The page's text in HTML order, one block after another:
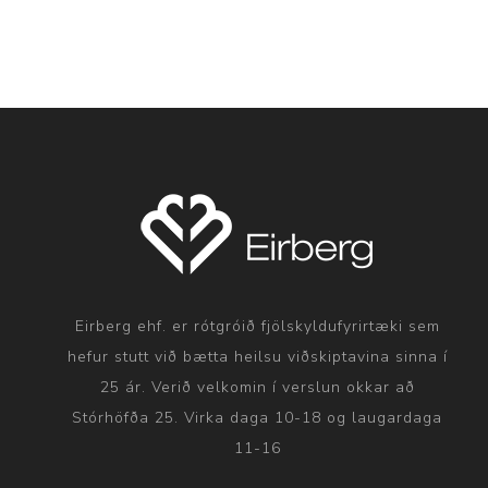
Eirberg ehf. er rótgróið fjölskyldufyrirtæki sem
hefur stutt við bætta heilsu viðskiptavina sinna í
25 ár. Verið velkomin í verslun okkar að
Stórhöfða 25. Virka daga 10-18 og laugardaga
11-16